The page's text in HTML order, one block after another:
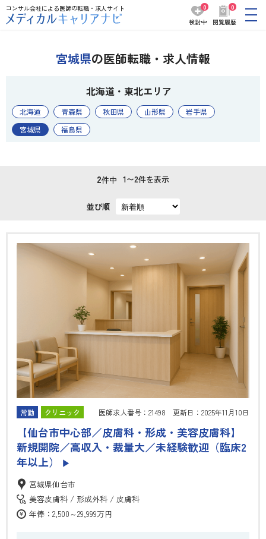
コンサル会社による医師の転職・求人サイト
0
検討中
0
閲覧履歴
宮城県の医師転職・求人情報
北海道・東北エリア
北海道 青森県 秋田県 山形県
岩手県
宮城県
福島県
2件中 1〜2件を表示
並び順
常勤 クリニック 医師求人番号：21498 更新日：2025年11月10日
【仙台市中心部／皮膚科・形成・美容皮膚科】
新規開院／高収入・裁量大／未経験歓迎（臨床2
年以上）
▶
宮城県仙台市
美容皮膚科
形成外科
皮膚科
年俸：2,500～29,999万円